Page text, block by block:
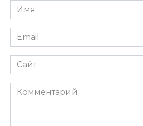
Имя
*
Email
*
Сайт
Комментарий